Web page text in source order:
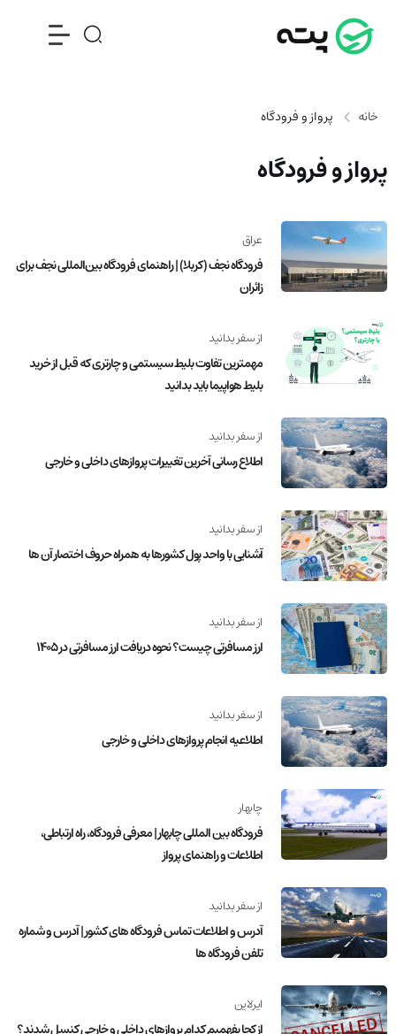
خانه پرواز و فرودگاه
پرواز و فرودگاه
عراق
فرودگاه نجف (کربلا) | راهنمای فرودگاه بین‌المللی نجف برای
زائران
از سفر بدانید
مهمترین تفاوت بلیط‌ سیستمی و چارتری که قبل از خرید
بلیط هواپیما باید بدانید
از سفر بدانید
اطلاع رسانی آخرین تغییرات پروازهای داخلی و خارجی
از سفر بدانید
آشنایی با واحد پول کشورها به همراه حروف اختصار آن ها
از سفر بدانید
ارز مسافرتی چیست؟ نحوه دریافت ارز مسافرتی در 1405
از سفر بدانید
اطلاعیه انجام پروازهای داخلی و خارجی
چابهار
فرودگاه بین المللی چابهار | معرفی فرودگاه، راه ارتباطی،
اطلاعات و راهنمای پرواز
از سفر بدانید
آدرس و اطلاعات تماس فرودگاه های کشور | آدرس و شماره
تلفن فرودگاه ها
ایرلاین
از کجا بفهمیم کدام پروازهای داخلی و خارجی کنسل شدند؟